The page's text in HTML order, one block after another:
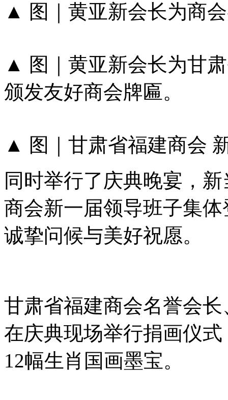
▲​​​​​​​ 图｜黄亚新会长为商
▲​​​​​​​ 图｜黄亚新会长为甘
颁发友好商会牌匾。
▲​​​​​​​ 图｜甘肃省福建商会
同时举行了庆典晚宴，
商会新一届领导班子集
诚挚问候与美好祝愿。
甘肃省福建商会名誉会
在庆典现场举行捐画仪
12幅生肖国画墨宝。